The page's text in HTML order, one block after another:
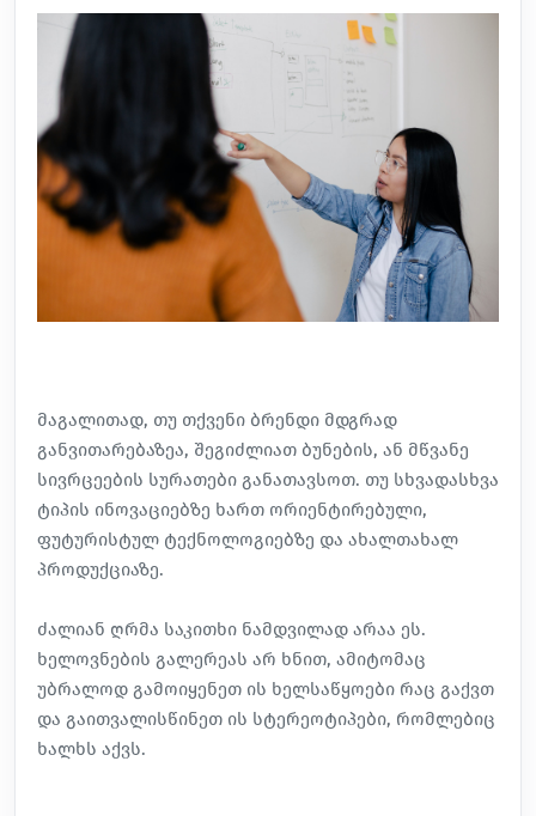
მაგალითად, თუ თქვენი ბრენდი მდგრად
განვითარებაზეა, შეგიძლიათ ბუნების, ან მწვანე
სივრცეების სურათები განათავსოთ. თუ სხვადასხვა
ტიპის ინოვაციებზე ხართ ორიენტირებული,
ფუტურისტულ ტექნოლოგიებზე და ახალთახალ
პროდუქციაზე.
ძალიან ღრმა საკითხი ნამდვილად არაა ეს.
ხელოვნების გალერეას არ ხნით, ამიტომაც
უბრალოდ გამოიყენეთ ის ხელსაწყოები რაც გაქვთ
და გაითვალისწინეთ ის სტერეოტიპები, რომლებიც
ხალხს აქვს.